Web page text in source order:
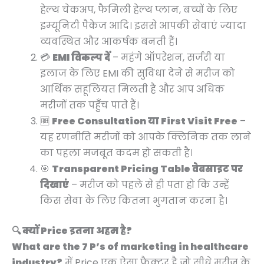
हेल्थ चेकअप, फैमिली हेल्थ प्लान, बच्चों के लिए
इम्यूनिटी पैकेज आदि। इससे आपकी सेवाएं ज्यादा
व्यवस्थित और आकर्षक बनती हैं।
💳 EMI विकल्प दें– महंगे ऑपरेशन, सर्जरी या
इलाज के लिए EMI की सुविधा देने से मरीज को
आर्थिक सहूलियत मिलती है और आप अधिक
मरीजों तक पहुँच पाते हैं।
🆓 Free Consultation या First Visit Free –
यह रणनीति मरीजों को आपके क्लिनिक तक लाने
का पहला मजबूत कदम हो सकती है।
🎯 Transparent Pricing Table वेबसाइट पर
दिखाएं – मरीज को पहले से ही पता हो कि उन्हें
किस सेवा के लिए कितना भुगतान करना है।
🔍 क्यों Price इतना अहम है?
What are the 7 P’s of marketing in healthcare